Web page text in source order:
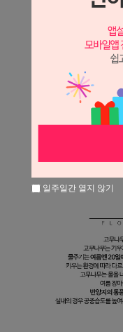
일주일간 열지 않기